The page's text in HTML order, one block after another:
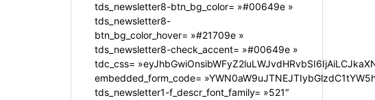
tds_newsletter8-btn_bg_color= »#00649e »
tds_newsletter8-
btn_bg_color_hover= »#21709e »
tds_newsletter8-check_accent= »#00649e »
tdc_css=
embedded_form_code=
tds_newsletter1-f_descr_font_family= »521″